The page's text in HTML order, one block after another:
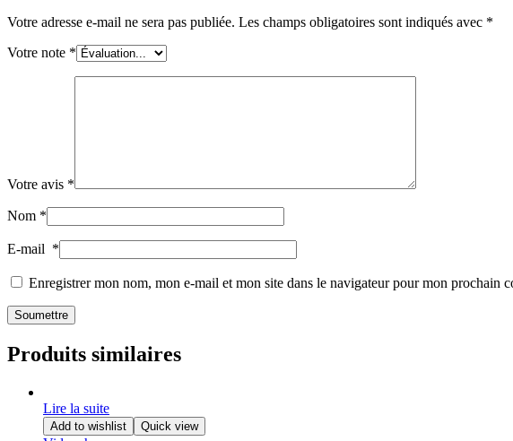
Votre adresse e-mail ne sera pas publiée. Les champs obligatoires sont indiqués avec *
Votre note *
Votre avis *
Nom *
E-mail *
Enregistrer mon nom, mon e-mail et mon site dans le navigateur pour mon prochain
Produits similaires
Lire la suite
Add to wishlist Quick view